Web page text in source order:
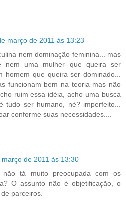
março de 2011 às 13:23
nem dominação feminina... mas
nem uma mulher que queira ser
homem que queira ser dominado...
funcionam bem na teoria mas não
ruim essa idéia, acho uma busca
tudo ser humano, né? imperfeito...
conforme suas necessidades....
de 2011 às 13:30
não tá muito preocupada com os
O assunto não é objetificação, o
parceiros.